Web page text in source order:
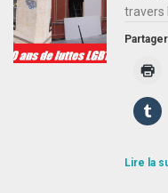
travers
Lire la